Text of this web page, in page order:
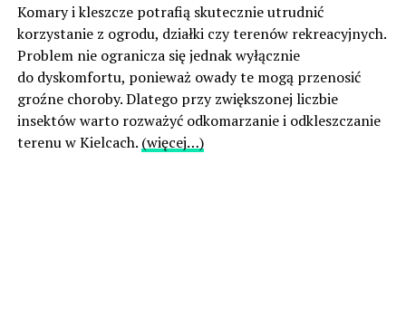
Komary i kleszcze potrafią skutecznie utrudnić
korzystanie z ogrodu, działki czy terenów rekreacyjnych.
Problem nie ogranicza się jednak wyłącznie
do dyskomfortu, ponieważ owady te mogą przenosić
groźne choroby. Dlatego przy zwiększonej liczbie
insektów warto rozważyć odkomarzanie i odkleszczanie
terenu w Kielcach. (więcej…)